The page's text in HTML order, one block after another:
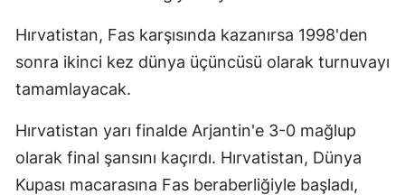
Malatya
Manisa
Mardin
Muğla
Hırvatistan, Fas karşısında kazanırsa 1998'den
sonra ikinci kez dünya üçüncüsü olarak turnuvayı
tamamlayacak.
Hırvatistan yarı finalde Arjantin'e 3-0 mağlup
olarak final şansını kaçırdı. Hırvatistan, Dünya
Kupası macarasına Fas beraberliğiyle başladı,